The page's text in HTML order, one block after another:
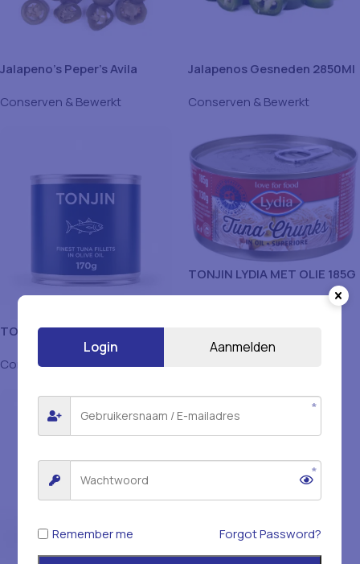
Jalapeno’s Peper’s Avila
Conserven & Bewerkt
Jalapenos Gesneden 2850Ml
Conserven & Bewerkt
TONJIN
Conserven & Bewerkt
TONJIN LYDIA MET OLIE 185G
Login Aanmelden
Remember me Forgot Password?